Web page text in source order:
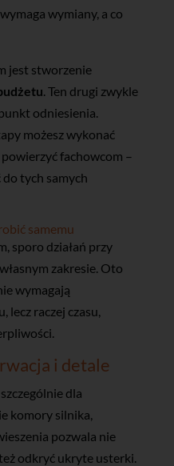
wymiany, a co
jest stworzenie
. Ten drugi zwykle
odniesienia.
możesz wykonać
fachowcom –
tych samych
samemu
sporo działań przy
zakresie. Oto
wymagają
lecz raczej czasu,
i detale
dla
komory silnika,
pozwala nie
odkryć ukryte usterki.